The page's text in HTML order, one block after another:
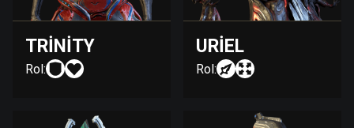
TRINITY
Rol:
URIEL
Rol: